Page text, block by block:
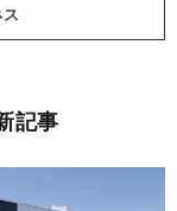
記事